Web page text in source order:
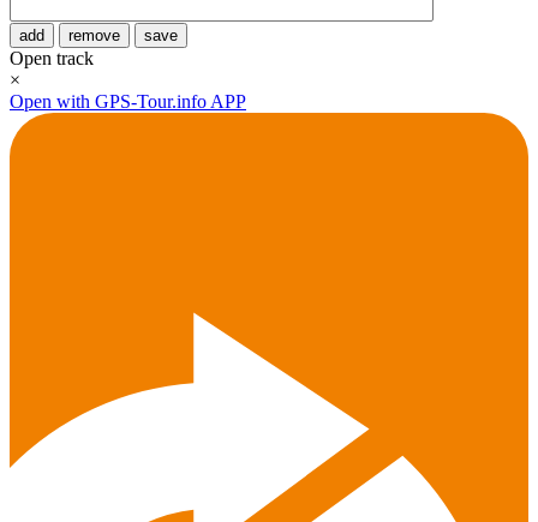
add remove save
Open track
×
Open with GPS-Tour.info APP